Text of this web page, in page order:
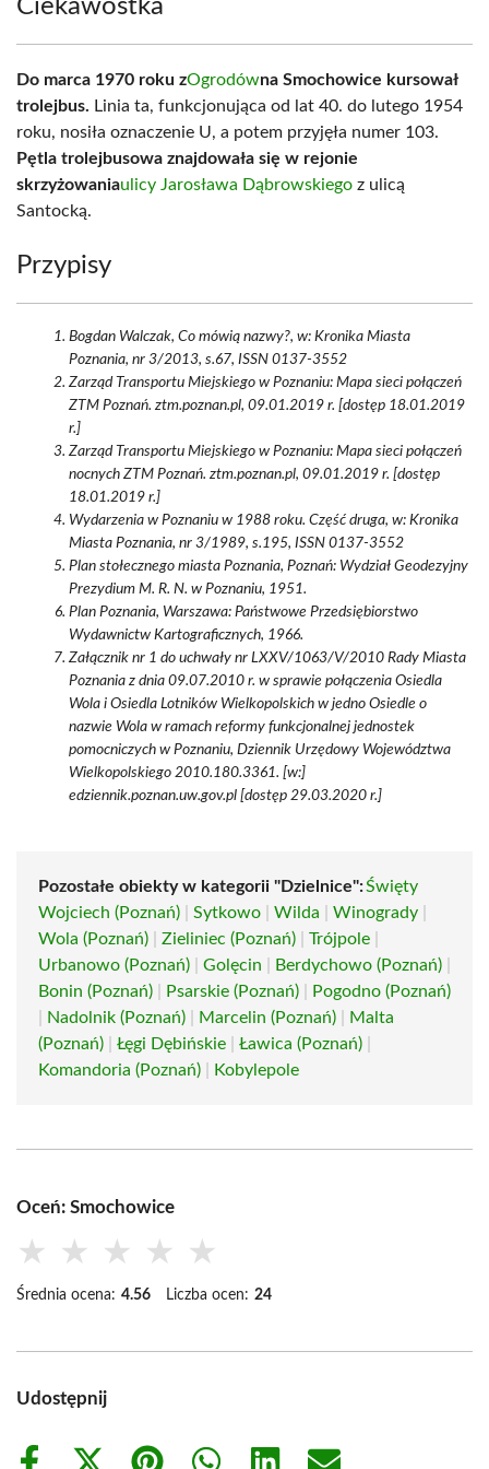
Ciekawostka
Do marca 1970 roku zOgrodówna Smochowice kursował
trolejbus. Linia ta, funkcjonująca od lat 40. do lutego 1954
roku, nosiła oznaczenie U, a potem przyjęła numer 103.
Pętla trolejbusowa znajdowała się w rejonie
skrzyżowaniaulicy Jarosława Dąbrowskiego z ulicą
Santocką.
Przypisy
Bogdan Walczak, Co mówią nazwy?, w: Kronika Miasta
Poznania, nr 3/2013, s.67, ISSN 0137-3552
Zarząd Transportu Miejskiego w Poznaniu: Mapa sieci połączeń
ZTM Poznań. ztm.poznan.pl, 09.01.2019 r. [dostęp 18.01.2019
r.]
Zarząd Transportu Miejskiego w Poznaniu: Mapa sieci połączeń
nocnych ZTM Poznań. ztm.poznan.pl, 09.01.2019 r. [dostęp
18.01.2019 r.]
Wydarzenia w Poznaniu w 1988 roku. Część druga, w: Kronika
Miasta Poznania, nr 3/1989, s.195, ISSN 0137-3552
Plan stołecznego miasta Poznania, Poznań: Wydział Geodezyjny
Prezydium M. R. N. w Poznaniu, 1951.
Plan Poznania, Warszawa: Państwowe Przedsiębiorstwo
Wydawnictw Kartograficznych, 1966.
Załącznik nr 1 do uchwały nr LXXV/1063/V/2010 Rady Miasta
Poznania z dnia 09.07.2010 r. w sprawie połączenia Osiedla
Wola i Osiedla Lotników Wielkopolskich w jedno Osiedle o
nazwie Wola w ramach reformy funkcjonalnej jednostek
pomocniczych w Poznaniu, Dziennik Urzędowy Województwa
Wielkopolskiego 2010.180.3361. [w:]
edziennik.poznan.uw.gov.pl [dostęp 29.03.2020 r.]
Pozostałe obiekty w kategorii "Dzielnice":Święty
Wojciech (Poznań)
Sytkowo Wilda Winogrady
Wola (Poznań)
Zieliniec (Poznań) Trójpole
Urbanowo (Poznań)
Golęcin Berdychowo (Poznań)
Bonin (Poznań)
Psarskie (Poznań)
Pogodno (Poznań)
Nadolnik (Poznań) Marcelin (Poznań)
Malta
(Poznań)
Łęgi Dębińskie Ławica (Poznań)
Komandoria (Poznań)
Kobylepole
Oceń: Smochowice
★ ★ ★ ★ ★
Średnia ocena: 4.56 Liczba ocen: 24
Udostępnij